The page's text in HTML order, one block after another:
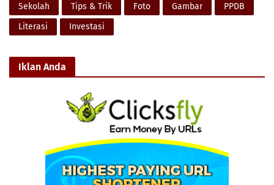
Sekolah
Tips & Trik Foto Gambar
PPDB
Literasi
Investasi
Iklan Anda